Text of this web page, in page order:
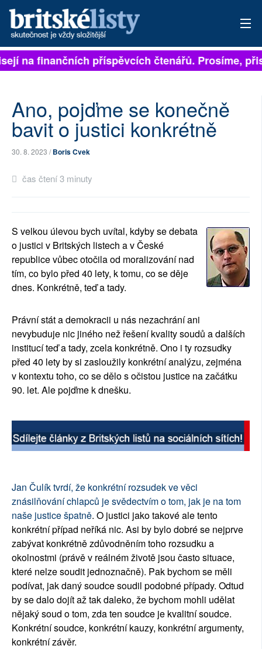
PŘIHLÁSIT
ARCHIV
PŘÍSPĚVKY NA PROVOZ
SOCIÁLNÍ SÍTĚ
PLNÁ VERZE STRÁNEK
na finančních příspěvcích čtenářů. Prosíme,
Ano, pojďme se konečně
bavit o justici konkrétně
30. 8. 2023 /Boris Cvek
čas čtení 3 minuty
S velkou úlevou bych uvítal, kdyby se debata
o justici v Britských listech a v České
republice vůbec otočila od moralizování nad
tím, co bylo před 40 lety, k tomu, co se děje
dnes. Konkrétně, teď a tady.
Právní stát a demokracii u nás nezachrání ani
nevybuduje nic jiného než řešení kvality soudů a dalších
institucí teď a tady, zcela konkrétně. Ono i ty rozsudky
před 40 lety by si zasloužily konkrétní analýzu, zejména
v kontextu toho, co se dělo s očistou justice na začátku
90. let. Ale pojďme k dnešku.
Jan Čulík tvrdí, že konkrétní rozsudek ve věci
znásilňování chlapců je svědectvím o tom, jak je na tom
naše justice špatně. O justici jako takové ale tento
konkrétní případ neříká nic. Asi by bylo dobré se nejprve
zabývat konkrétně zdůvodněním toho rozsudku a
okolnostmi (právě v reálném životě jsou často situace,
které nelze soudit jednoznačně). Pak bychom se měli
podívat, jak daný soudce soudil podobné případy. Odtud
by se dalo dojít až tak daleko, že bychom mohli udělat
nějaký soud o tom, zda ten soudce je kvalitní soudce.
Konkrétní soudce, konkrétní kauzy, konkrétní argumenty,
konkrétní závěr.